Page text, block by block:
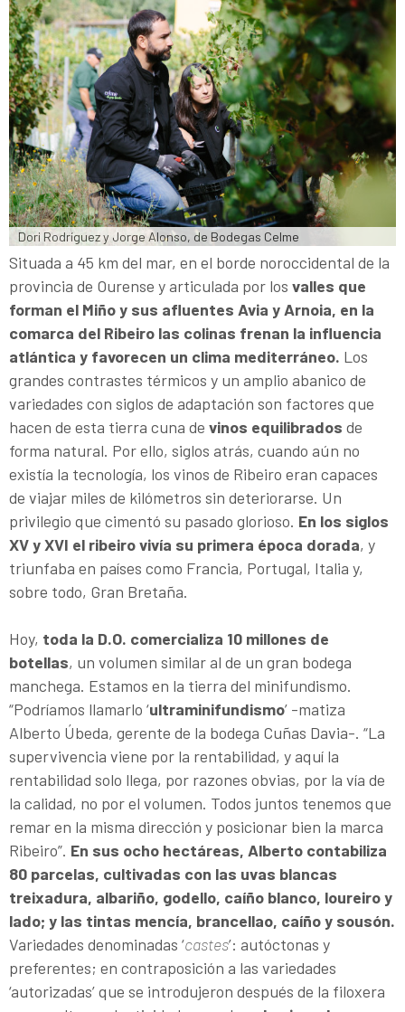
Dori Rodríguez y Jorge Alonso, de Bodegas Celme
Situada a 45 km del mar, en el borde noroccidental de la
provincia de Ourense y articulada por los valles que
forman el Miño y sus afluentes Avia y Arnoia, en la
comarca del Ribeiro las colinas frenan la influencia
atlántica y favorecen un clima mediterráneo. Los
grandes contrastes térmicos y un amplio abanico de
variedades con siglos de adaptación son factores que
hacen de esta tierra cuna de vinos equilibrados de
forma natural. Por ello, siglos atrás, cuando aún no
existía la tecnología, los vinos de Ribeiro eran capaces
de viajar miles de kilómetros sin deteriorarse. Un
privilegio que cimentó su pasado glorioso. En los siglos
XV y XVI el ribeiro vivía su primera época dorada, y
triunfaba en países como Francia, Portugal, Italia y,
sobre todo, Gran Bretaña.
Hoy, toda la D.O. comercializa 10 millones de
botellas, un volumen similar al de un gran bodega
manchega. Estamos en la tierra del minifundismo.
“Podríamos llamarlo ‘ultraminifundismo’ -matiza
Alberto Úbeda, gerente de la bodega Cuñas Davia-. “La
supervivencia viene por la rentabilidad, y aquí la
rentabilidad solo llega, por razones obvias, por la vía de
la calidad, no por el volumen. Todos juntos tenemos que
remar en la misma dirección y posicionar bien la marca
Ribeiro”. En sus ocho hectáreas, Alberto contabiliza
80 parcelas, cultivadas con las uvas blancas
treixadura, albariño, godello, caíño blanco, loureiro y
lado; y las tintas mencía, brancellao, caíño y sousón.
Variedades denominadas ‘castes’: autóctonas y
preferentes; en contraposición a las variedades
‘autorizadas’ que se introdujeron después de la filoxera